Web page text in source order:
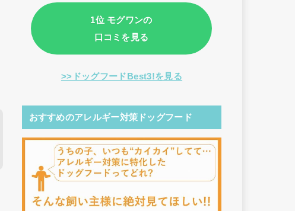
1位 モグワンの
口コミを見る
>>ドッグフードBest3!を見る
おすすめのアレルギー対策ドッグフード